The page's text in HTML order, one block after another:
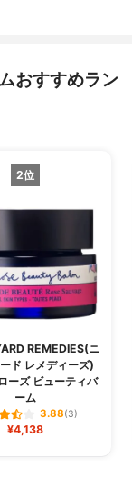
おすすめラン
2位
REMEDIES(ニ
ド レメディーズ)
ーズ ビューティバ
ーム
3.88(3)
¥4,138